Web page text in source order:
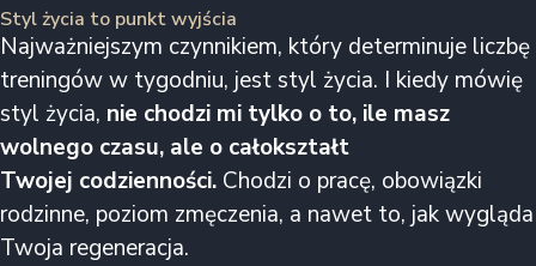
Styl życia to punkt wyjścia
Najważniejszym czynnikiem, który determinuje liczbę
treningów w tygodniu, jest styl życia. I kiedy mówię
styl życia, nie chodzi mi tylko o to, ile masz
wolnego czasu, ale o całokształt
Twojej codzienności. Chodzi o pracę, obowiązki
rodzinne, poziom zmęczenia, a nawet to, jak wygląda
Twoja regeneracja.